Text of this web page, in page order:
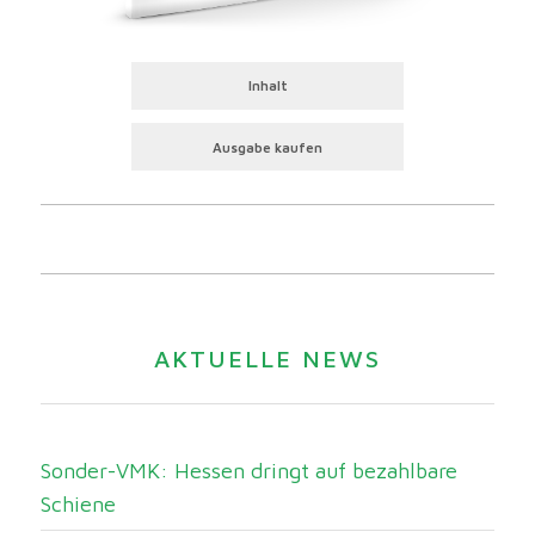
Inhalt
Ausgabe kaufen
AKTUELLE NEWS
Sonder-VMK: Hessen dringt auf bezahlbare
Schiene